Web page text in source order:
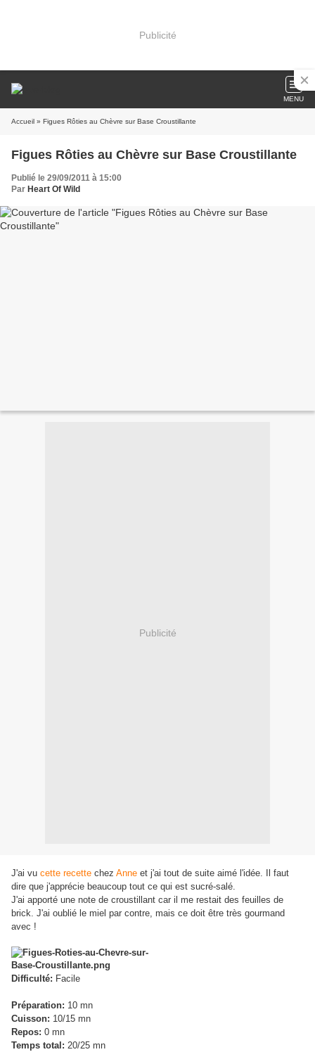
Publicité
MENU
Accueil » Figues Rôties au Chèvre sur Base Croustillante
Figues Rôties au Chèvre sur Base Croustillante
Publié le 29/09/2011 à 15:00
Par Heart Of Wild
Publicité
J'ai vu cette recette chez Anne et j'ai tout de suite aimé l'idée. Il faut
dire que j'apprécie beaucoup tout ce qui est sucré-salé.
J'ai apporté une note de croustillant car il me restait des feuilles de
brick. J'ai oublié le miel par contre, mais ce doit être très gourmand
avec !
Difficulté: Facile
Préparation: 10 mn
Cuisson: 10/15 mn
Repos: 0 mn
Temps total: 20/25 mn